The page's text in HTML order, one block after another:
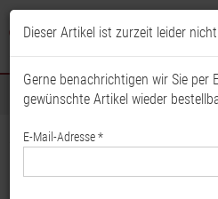
Sortiment
Startseite Floristik & Dekoration
Dekohänger Wichtel mit Glitzermütze
Dieser Artikel ist zurzeit leider
Gerne benachrichtigen wir Sie per
gewünschte Artikel wieder
E-Mail-Adresse *